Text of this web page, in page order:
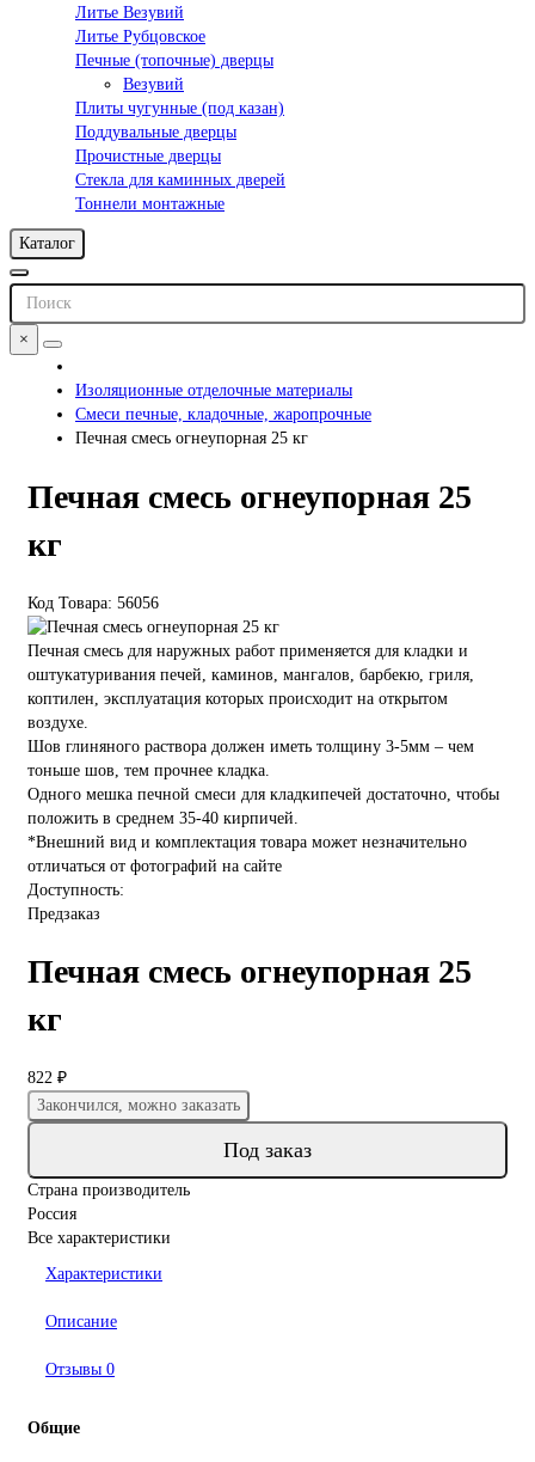
Литье Везувий
Литье Рубцовское
Печные (топочные) дверцы
Везувий
Плиты чугунные (под казан)
Поддувальные дверцы
Прочистные дверцы
Стекла для каминных дверей
Тоннели монтажные
Каталог
×
Изоляционные отделочные материалы
Смеси печные, кладочные, жаропрочные
Печная смесь огнеупорная 25 кг
Печная смесь огнеупорная 25
кг
Код Товара: 56056
Печная смесь для наружных работ применяется для кладки и
оштукатуривания печей, каминов, мангалов, барбекю, гриля,
коптилен, эксплуатация которых происходит на открытом
воздухе.
Шов глиняного раствора должен иметь толщину 3-5мм – чем
тоньше шов, тем прочнее кладка.
Одного мешка печной смеси для кладкипечей достаточно, чтобы
положить в среднем 35-40 кирпичей.
*Внешний вид и комплектация товара может незначительно
отличаться от фотографий на сайте
Доступность:
Предзаказ
Печная смесь огнеупорная 25
кг
822 ₽
Закончился, можно заказать
Под заказ
Страна производитель
Россия
Все характеристики
Характеристики
Описание
Отзывы 0
Общие